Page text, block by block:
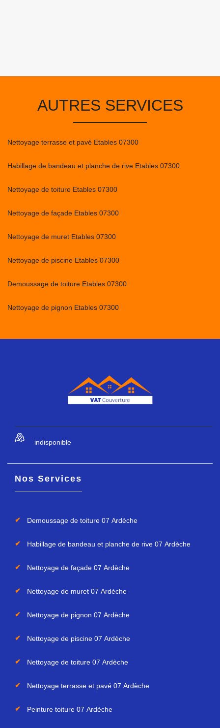
AUTRES SERVICES
Nettoyage terrasse et pavé Etables 07300
Habillage de bandeau et planche de rive Etables 07300
Nettoyage de toiture Etables 07300
Nettoyage de façade Etables 07300
Nettoyage de muret Etables 07300
Nettoyage de piscine Etables 07300
Demoussage de toiture Etables 07300
Nettoyage de pignon Etables 07300
indisponible
Nos Services
Demoussage de toiture 07 Ardèche
Habillage de bandeau et planche de rive 07 Ardèche
Nettoyage de façade 07 Ardèche
Nettoyage de muret 07 Ardèche
Nettoyage de pignon 07 Ardèche
Nettoyage de piscine 07 Ardèche
Nettoyage de toiture 07 Ardèche
Nettoyage terrasse et pavé 07 Ardèche
Peinture toiture 07 Ardèche